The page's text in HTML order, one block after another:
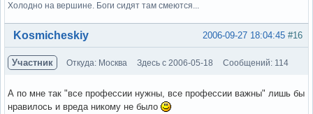
Холодно на вершине. Боги сидят там смеются...
Вне форума #16
2006-09-27 18:04:45
Kosmicheskiy
Участник Откуда: Москва Здесь с 2006-05-18 Сообщений: 114
А по мне так "все профессии нужны, все профессии важны" лишь бы
нравилось и вреда никому не было